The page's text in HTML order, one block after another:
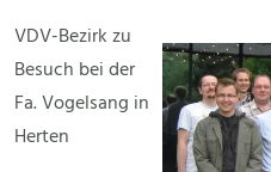
VDV-Bezirk zu
Besuch bei der
Fa. Vogelsang in
Herten